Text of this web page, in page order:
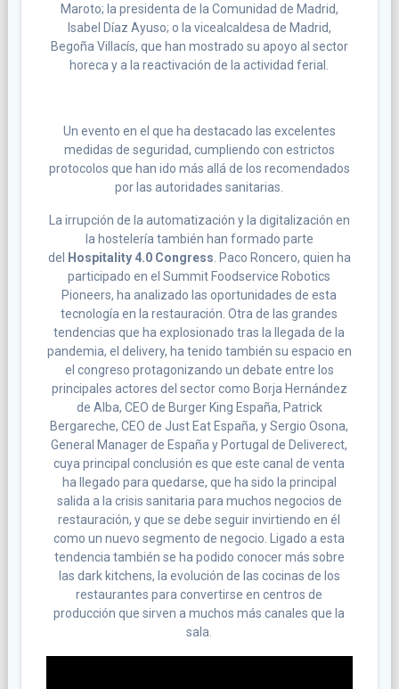
Maroto; la presidenta de la Comunidad de Madrid,
Isabel Díaz Ayuso; o la vicealcaldesa de Madrid,
Begoña Villacís, que han mostrado su apoyo al sector
horeca y a la reactivación de la actividad ferial.
Un evento en el que ha destacado las excelentes
medidas de seguridad, cumpliendo con estrictos
protocolos que han ido más allá de los recomendados
por las autoridades sanitarias.
La irrupción de la automatización y la digitalización en
la hostelería también han formado parte
del
Hospitality 4.0 Congress . Paco Roncero, quien ha
participado en el Summit Foodservice Robotics
Pioneers, ha analizado las oportunidades de esta
tecnología en la restauración. Otra de las grandes
tendencias que ha explosionado tras la llegada de la
pandemia, el delivery, ha tenido también su espacio en
el congreso protagonizando un debate entre los
principales actores del sector como Borja Hernández
de Alba, CEO de Burger King España, Patrick
Bergareche, CEO de Just Eat España, y Sergio Osona,
General Manager de España y Portugal de Deliverect,
cuya principal conclusión es que este canal de venta
ha llegado para quedarse, que ha sido la principal
salida a la crisis sanitaria para muchos negocios de
restauración, y que se debe seguir invirtiendo en él
como un nuevo segmento de negocio. Ligado a esta
tendencia también se ha podido conocer más sobre
las dark kitchens, la evolución de las cocinas de los
restaurantes para convertirse en centros de
producción que sirven a muchos más canales que la
sala.